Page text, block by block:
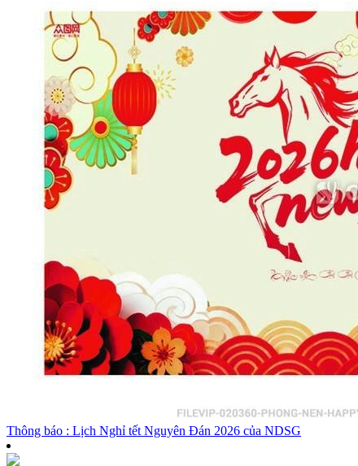
Thông báo : Lịch Nghỉ tết Nguyên Đán 2026 của NDSG